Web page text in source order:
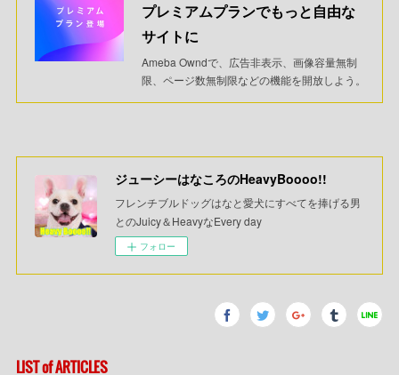
プレミアムプランでもっと自由な
サイトに
Ameba Owndで、広告非表示、画像容量無制
限、ページ数無制限などの機能を開放しよう。
ジューシーはなころのHeavyBoooo!!
フレンチブルドッグはなと愛犬にすべてを捧げる男
とのJuicy＆HeavyなEvery day
フォロー
LIST of ARTICLES